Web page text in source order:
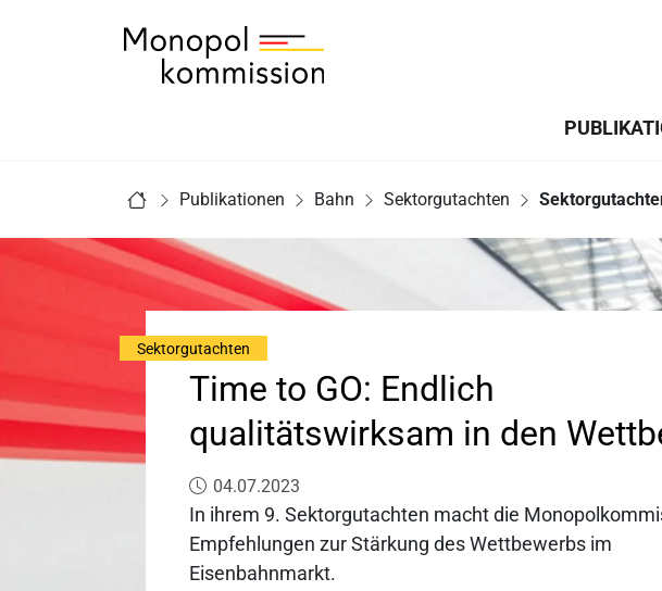
Publikationen Bahn Sektorgutachten
Time to GO: Endlich
qualitätswirksam in den
Veröffentlicht am:
04.07.2023
Sektorgutachten
In ihrem 9. Sektorgutachten macht die
Empfehlungen zur Stärkung des Wettbewerbs im
Eisenbahnmarkt.